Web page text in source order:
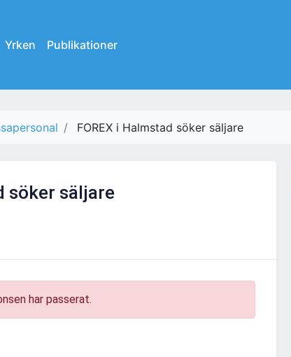
Yrken Publikationer
FOREX i Halmstad söker säljare
söker säljare
har passerat.